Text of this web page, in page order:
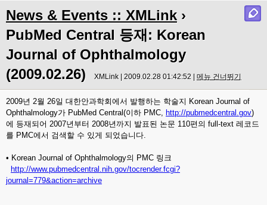
News & Events :: XMLink ›
PubMed Central 등재: Korean
Journal of Ophthalmology
(2009.02.26)
XMLink | 2009.02.28 01:42:52 | 메뉴 건너뛰기
2009년 2월 26일 대한안과학회에서 발행하는 학술지 Korean Journal of
Ophthalmology가 PubMed Central(이하 PMC, http://pubmedcentral.gov)
에 등재되어 2007년부터 2008년까지 발표된 논문 110편의 full-text 레코드
를 PMC에서 검색할 수 있게 되었습니다.
• Korean Journal of Ophthalmology의 PMC 링크
http://www.pubmedcentral.nih.gov/tocrender.fcgi?
journal=779&action=archive